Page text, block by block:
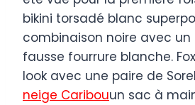
bikini torsadé blanc
combinaison noire avec
fausse fourrure blanche.
look avec une paire de
neige Caribouun sac à